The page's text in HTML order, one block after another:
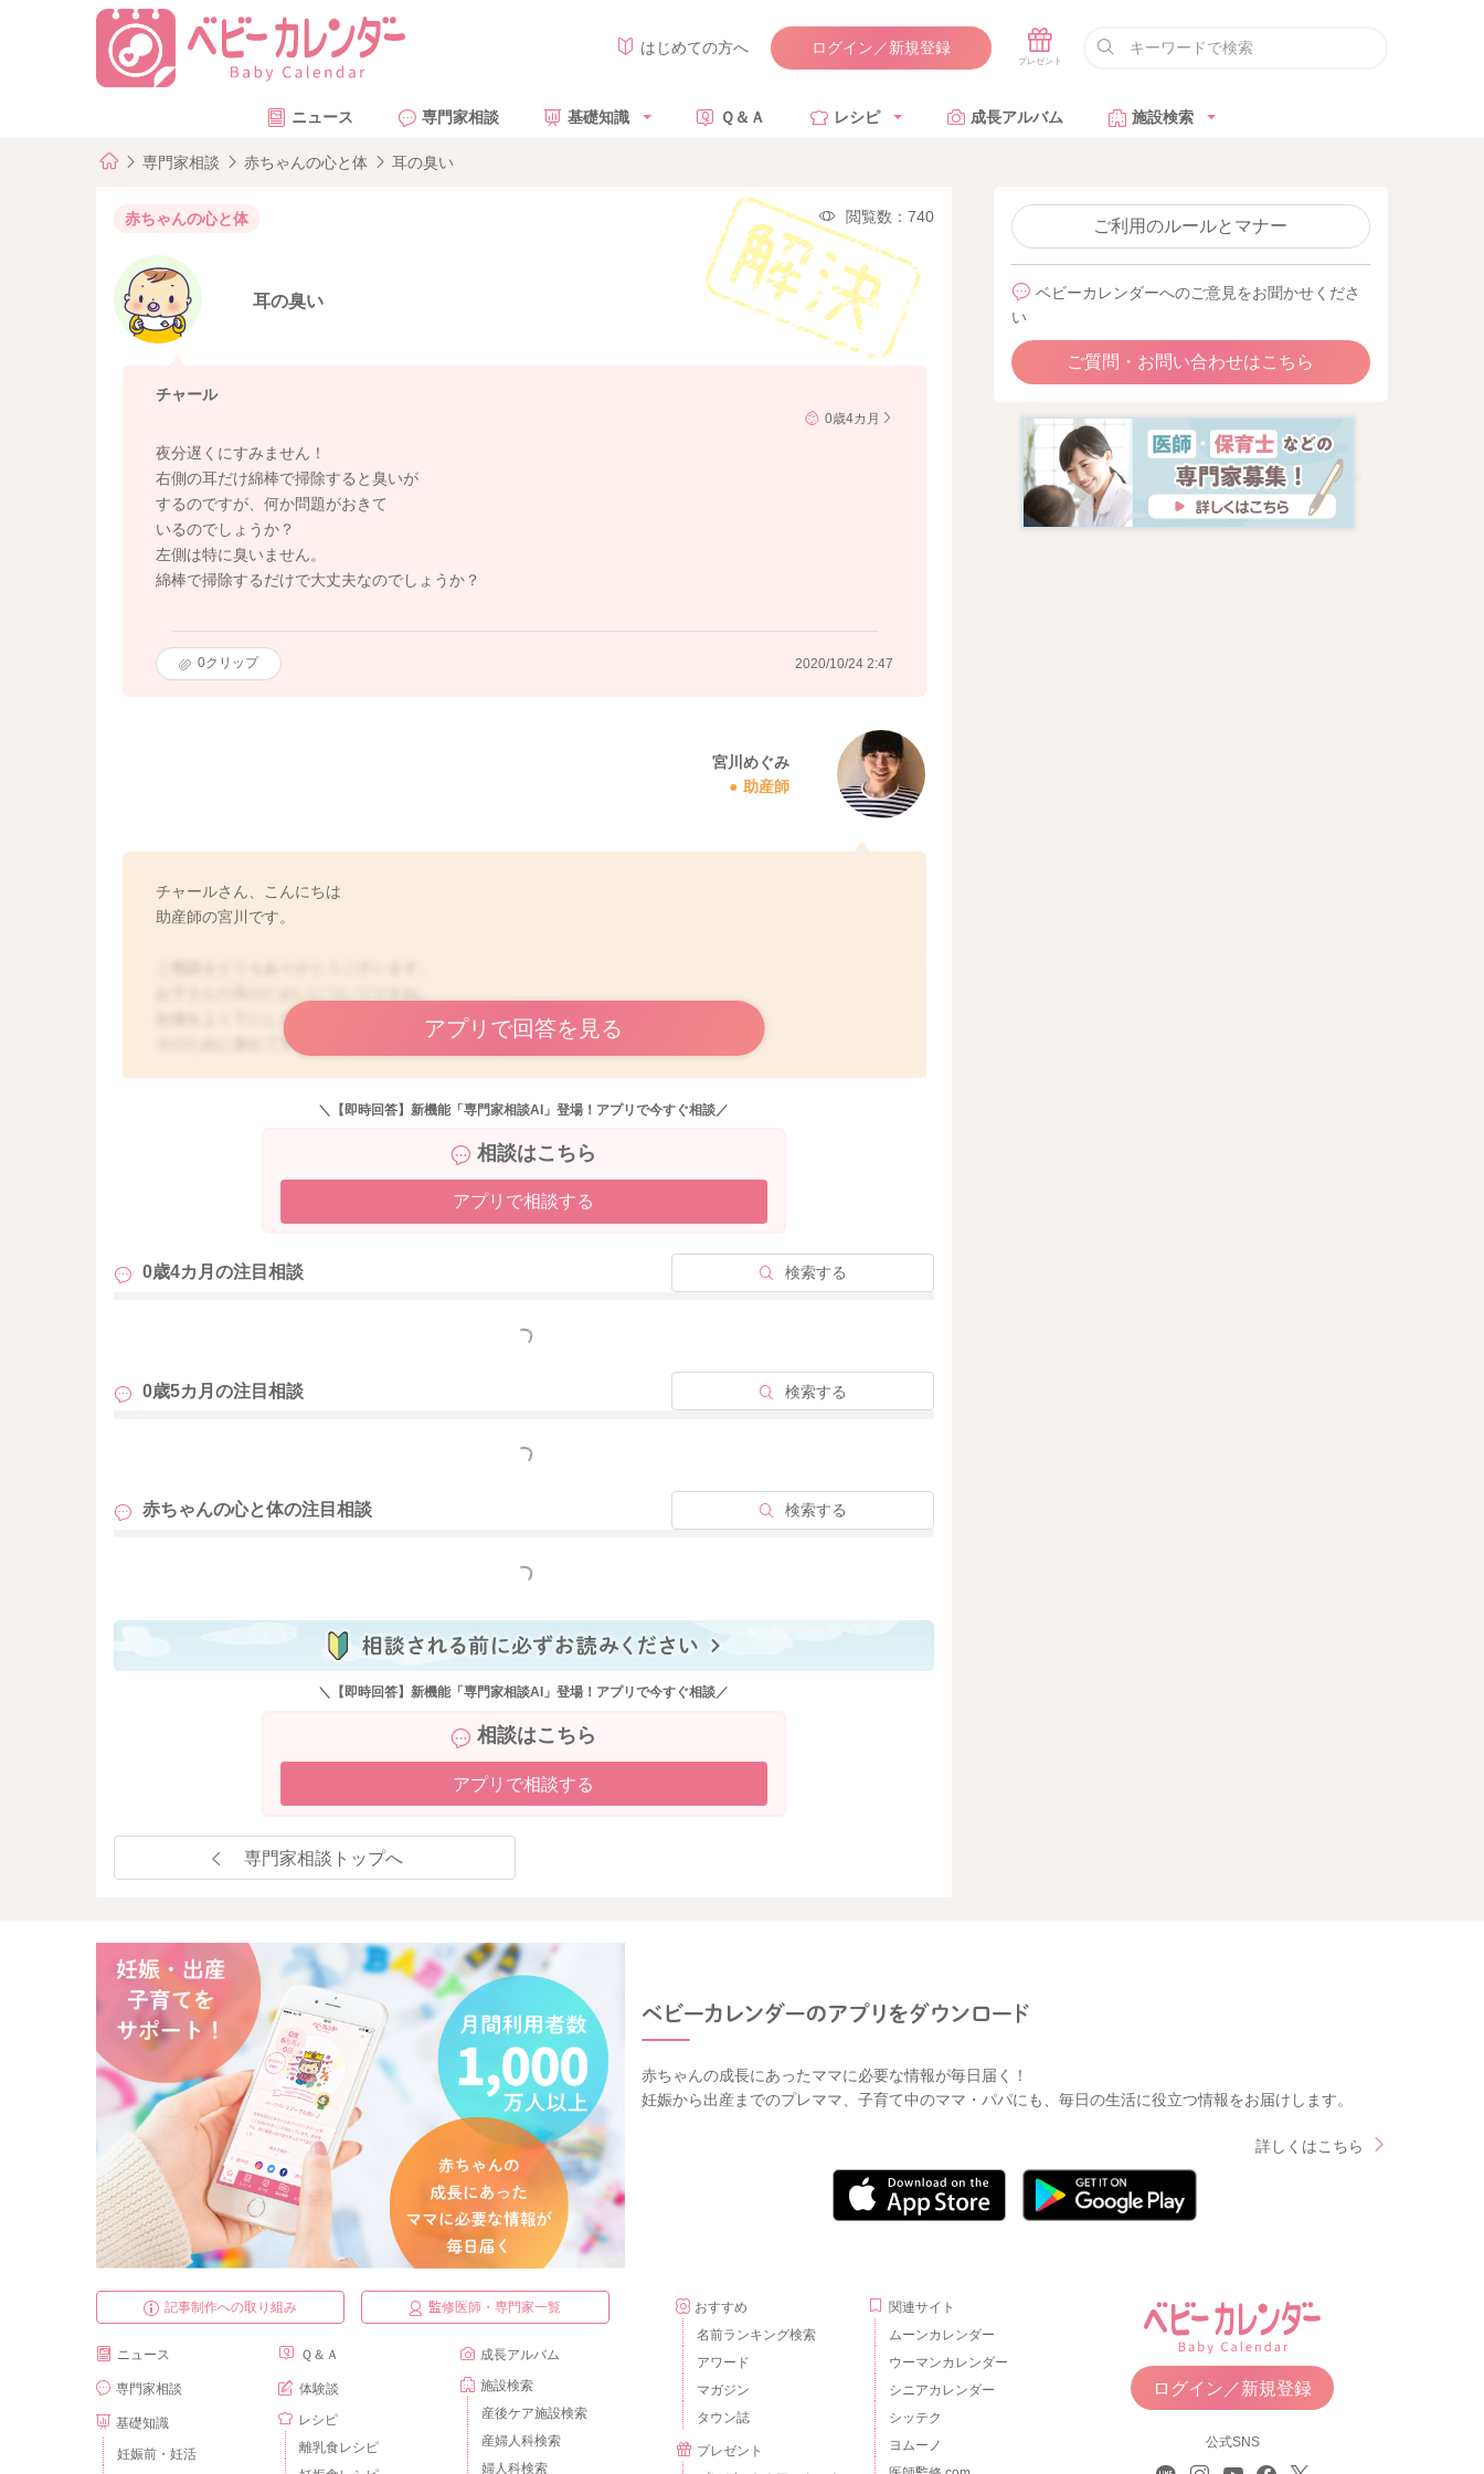
はじめての方へ ログイン／新規登録
ニュース 専門家相談 基礎知識 Ｑ＆Ａ レシピ 成長アルバム 施設検索
専門家相談 赤ちゃんの心と体 耳の臭い
赤ちゃんの心と体 閲覧数：740
耳の臭い
チャール
0歳4カ月
夜分遅くにすみません！
右側の耳だけ綿棒で掃除すると臭いが
するのですが、何か問題がおきて
いるのでしょうか？
左側は特に臭いません。
綿棒で掃除するだけで大丈夫なのでしょうか？
0クリップ 2020/10/24 2:47
宮川めぐみ
助産師
チャールさん、こんにちは
助産師の宮川です。
右側をよく下にして寝ているでしょうか？
そのために蒸れて汗をかくこともあるのではないかと思いました。
お子さんがよく右耳の方に手を伸ばしていることはありますか？
もしかすると耳垢が溜まっていて臭いもしているのかもしれません。
耳垢も外に垢が出てくるようになっていますが、気になるときには耳鼻科の先生に耳の中の状況を見ても
よかったら参考になさってみてください。
アプリで回答を見る
＼【即時回答】新機能「専門家相談AI」登場！アプリで今すぐ相談／
相談はこちら
アプリで相談する
0歳4カ月の注目相談 検索する
もっと見る
0歳5カ月の注目相談 検索する
もっと見る
赤ちゃんの心と体の注目相談 検索する
もっと見る
＼【即時回答】新機能「専門家相談AI」登場！アプリで今すぐ相談／
相談はこちら
アプリで相談する
専門家相談トップへ
ご利用のルールとマナー
ベビーカレンダーへのご意見をお聞かせくださ
い
ご質問・お問い合わせはこちら
赤ちゃんの成長にあったママに必要な情報が毎日届く！
妊娠から出産までのプレママ、子育て中のママ・パパにも、毎日の生活に役立つ情報をお届けします。
詳しくはこちら
記事制作への取り組み 監修医師・専門家一覧
ニュース
専門家相談
基礎知識
妊娠前・妊活
Ｑ＆Ａ
体験談
レシピ
離乳食レシピ
成長アルバム
施設検索
産後ケア施設検索
産婦人科検索
婦人科検索
おすすめ
名前ランキング検索
アワード
マガジン
タウン誌
プレゼント
関連サイト
ムーンカレンダー
ウーマンカレンダー
シニアカレンダー
シッテク
ヨムーノ
ログイン／新規登録
公式SNS